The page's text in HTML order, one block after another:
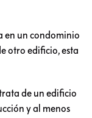
en un condominio
otro edificio, esta
de un edificio
y al menos